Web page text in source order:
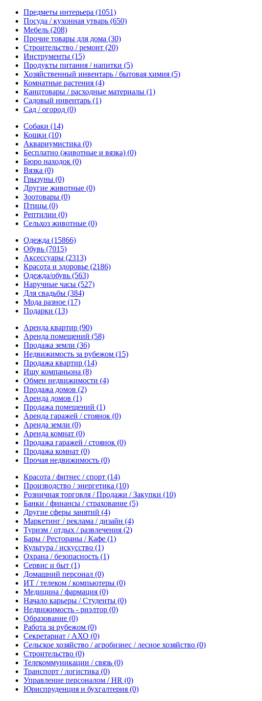
Предметы интерьера (1051)
Посуда / кухонная утварь (650)
Мебель (208)
Прочие товары для дома (30)
Строительство / ремонт (20)
Инструменты (15)
Продукты питания / напитки (5)
Хозяйственный инвентарь / бытовая химия (5)
Комнатные растения (4)
Канцтовары / расходные материалы (1)
Садовый инвентарь (1)
Сад / огород (0)
Собаки (14)
Кошки (10)
Аквариумистика (0)
Бесплатно (животные и вязка) (0)
Бюро находок (0)
Вязка (0)
Грызуны (0)
Другие животные (0)
Зоотовары (0)
Птицы (0)
Рептилии (0)
Сельхоз животные (0)
Одежда (15866)
Обувь (7015)
Аксессуары (2313)
Красота и здоровье (2186)
Одежда/обувь (563)
Наручные часы (527)
Для свадьбы (384)
Мода разное (17)
Подарки (13)
Аренда квартир (90)
Аренда помещений (58)
Продажа земли (36)
Недвижимость за рубежом (15)
Продажа квартир (14)
Ищу компаньона (8)
Обмен недвижимости (4)
Продажа домов (2)
Аренда домов (1)
Продажа помещений (1)
Аренда гаражей / стоянок (0)
Аренда земли (0)
Аренда комнат (0)
Продажа гаражей / стоянок (0)
Продажа комнат (0)
Прочая недвижимость (0)
Красота / фитнес / спорт (14)
Производство / энергетика (10)
Розничная торговля / Продажи / Закупки (10)
Банки / финансы / страхование (5)
Другие сферы занятий (4)
Маркетинг / реклама / дизайн (4)
Туризм / отдых / развлечения (2)
Бары / Рестораны / Кафе (1)
Культура / искусство (1)
Охрана / безопасность (1)
Сервис и быт (1)
Домашний персонал (0)
ИТ / телеком / компьютеры (0)
Медицина / фармация (0)
Начало карьеры / Студенты (0)
Недвижимость - риэлтор (0)
Образование (0)
Работа за рубежом (0)
Секретариат / АХО (0)
Сельское хозяйство / агробизнес / лесное хозяйство (0)
Строительство (0)
Телекоммуникации / связь (0)
Транспорт / логистика (0)
Управление персоналом / HR (0)
Юриспруденция и бухгалтерия (0)